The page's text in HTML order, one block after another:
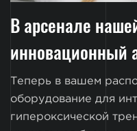
В арсенале
инновационный
Теперь в вашем
оборудование для
гипероксической